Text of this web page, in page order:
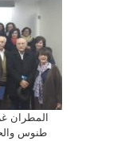
المطران